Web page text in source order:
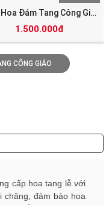
Vòng Hoa Đám Tang Công Giáo
1.500.000đ
CÔNG GIÁO
cấp hoa tang lễ với
chăng, đảm bảo hoa